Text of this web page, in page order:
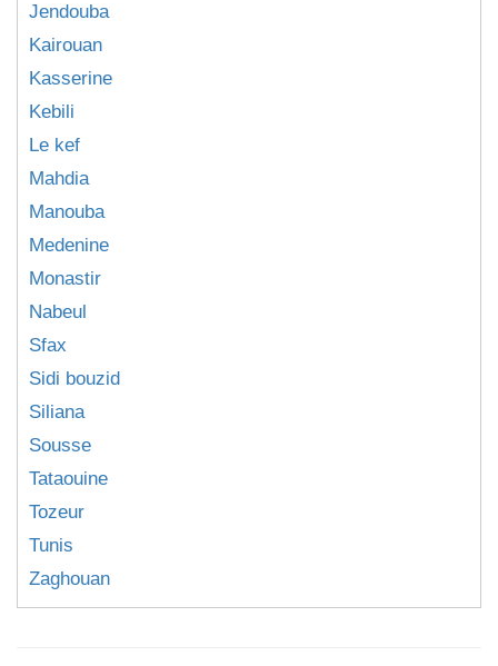
Jendouba
Kairouan
Kasserine
Kebili
Le kef
Mahdia
Manouba
Medenine
Monastir
Nabeul
Sfax
Sidi bouzid
Siliana
Sousse
Tataouine
Tozeur
Tunis
Zaghouan